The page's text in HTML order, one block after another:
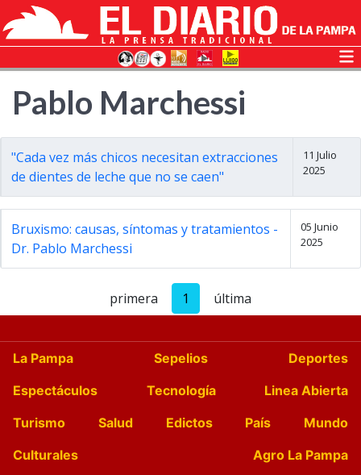
Pablo Marchessi
"Cada vez más chicos necesitan extracciones
de dientes de leche que no se caen"
11 Julio
2025
Bruxismo: causas, síntomas y tratamientos -
Dr. Pablo Marchessi
05 Junio
2025
primera 1 última
La Pampa Sepelios
Deportes
Espectáculos
Tecnología
Linea Abierta
Turismo
Salud Edictos País
Mundo
Culturales
Agro La Pampa